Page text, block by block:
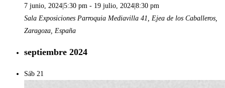
7 junio, 2024|5:30 pm - 19 julio, 2024|8:30 pm
Sala Exposiciones Parroquia Mediavilla 41, Ejea de los Caballeros,
Zaragoza, España
septiembre 2024
Sáb 21